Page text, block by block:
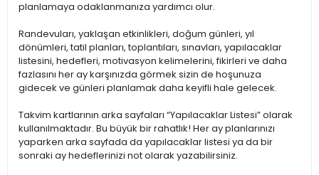
planlamaya odaklanmanıza yardımcı olur.
Randevuları, yaklaşan etkinlikleri, doğum günleri, yıl
dönümleri, tatil planları, toplantıları, sınavları, yapılacaklar
listesini, hedefleri, motivasyon kelimelerini, fikirleri ve daha
fazlasını her ay karşınızda görmek sizin de hoşunuza
gidecek ve günleri planlamak daha keyifli hale gelecek.
Takvim kartlarının arka sayfaları “Yapılacaklar Listesi” olarak
kullanılmaktadır. Bu büyük bir rahatlık! Her ay planlarınızı
yaparken arka sayfada da yapılacaklar listesi ya da bir
sonraki ay hedeflerinizi not olarak yazabilirsiniz.